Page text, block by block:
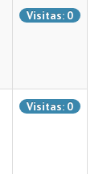
Visitas: 0
Visitas: 0